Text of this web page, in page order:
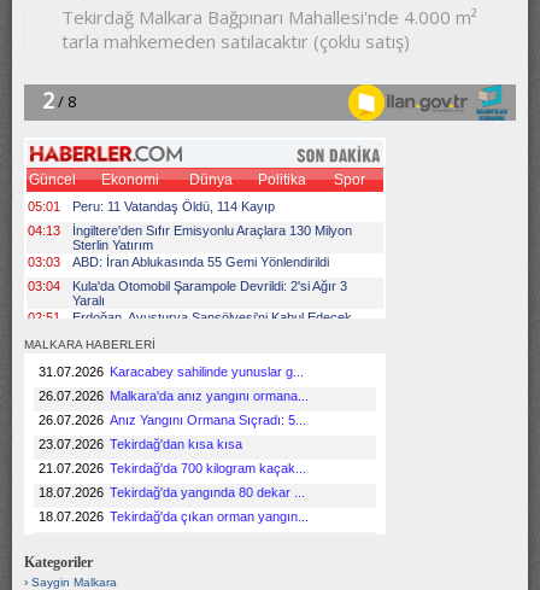
MALKARA HABERLERİ
Kategoriler
Saygin Malkara